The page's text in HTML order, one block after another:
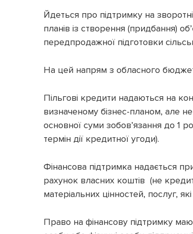
Йдеться про підтримку на
планів із створення (придбання)
передпродажної підготовки
На цей напрям з обласного
Пільгові кредити надаються на
визначеному бізнес-планом, але
основної суми зобов’язання до 1
термін дії кредитної угоди).
Фінансова підтримка надається
рахунок власних коштів (не
матеріальних цінностей, послуг,
Право на фінансову підтримку